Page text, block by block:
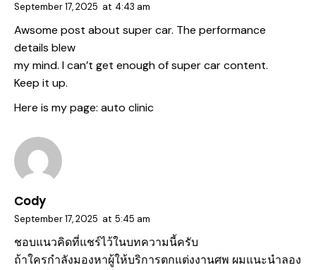
September 17, 2025 at 4:43 am
Awsome post about super car. The performance
details blew
my mind. I can’t get enough of super car content.
Keep it up.
Here is my page: auto clinic
Cody
September 17, 2025 at 5:45 am
ชอบแนวคิดที่แชร์ไว้ในบทความนี้ครับ
ถ้าใครกำลังมองหาผู้ให้บริการตกแต่งงานศพ ผมแนะนำลอง